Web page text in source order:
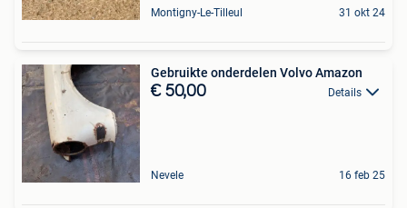
Montigny-Le-Tilleul 31 okt 24
Gebruikte onderdelen Volvo Amazon
€ 50,00 Details
Nevele 16 feb 25